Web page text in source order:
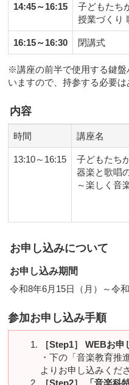
14:45～16:15
子どもたち
授業づくり
16:15～16:30 閉講式
※講座の前半で使用する鍵盤
いますので、持参する必要は
内容
時間 講座名
13:10～16:15
子どもたち
器楽と歌唱
～楽しく音
お申し込みについて
お申し込み期間
令和8年6月15日（月）～令
参加お申し込み手順
［Step1］ WEBお申
・下の「音楽教育推
よりお申し込みくだ
［Step2］ 「音楽科